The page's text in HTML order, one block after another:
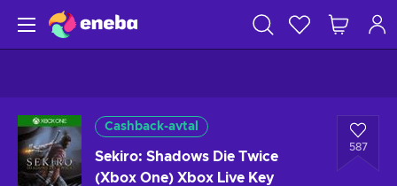
Cashback-avtal
Sekiro: Shadows Die Twice
(Xbox One) Xbox Live Key
587